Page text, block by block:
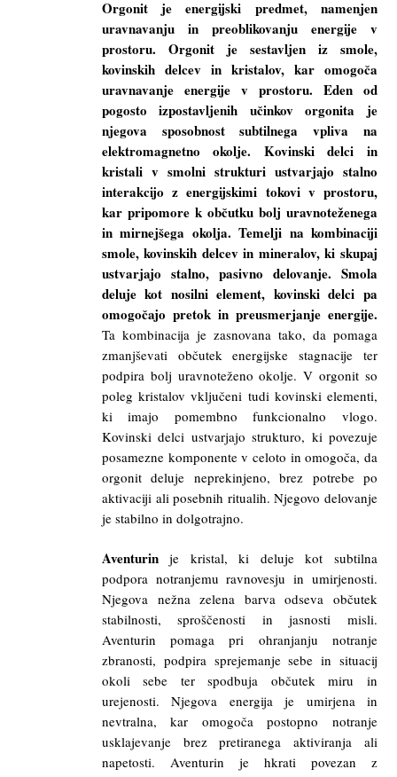
Orgonit je energijski predmet, namenjen
uravnavanju in preoblikovanju energije v
prostoru. Orgonit je sestavljen iz smole,
kovinskih delcev in kristalov, kar omogoča
uravnavanje energije v prostoru. Eden od
pogosto izpostavljenih učinkov orgonita je
njegova sposobnost subtilnega vpliva na
elektromagnetno okolje. Kovinski delci in
kristali v smolni strukturi ustvarjajo stalno
interakcijo z energijskimi tokovi v prostoru,
kar pripomore k občutku bolj uravnoteženega
in mirnejšega okolja. Temelji na kombinaciji
smole, kovinskih delcev in mineralov, ki skupaj
ustvarjajo stalno, pasivno delovanje. Smola
deluje kot nosilni element, kovinski delci pa
omogočajo pretok in preusmerjanje energije.
Ta kombinacija je zasnovana tako, da pomaga
zmanjševati občutek energijske stagnacije ter
podpira bolj uravnoteženo okolje. V orgonit so
poleg kristalov vključeni tudi kovinski elementi,
ki imajo pomembno funkcionalno vlogo.
Kovinski delci ustvarjajo strukturo, ki povezuje
posamezne komponente v celoto in omogoča, da
orgonit deluje neprekinjeno, brez potrebe po
aktivaciji ali posebnih ritualih. Njegovo delovanje
je stabilno in dolgotrajno.
Aventurinje kristal, ki deluje kot subtilna
podpora notranjemu ravnovesju in umirjenosti.
Njegova nežna zelena barva odseva občutek
stabilnosti, sproščenosti in jasnosti misli.
Aventurin pomaga pri ohranjanju notranje
zbranosti, podpira sprejemanje sebe in situacij
okoli sebe ter spodbuja občutek miru in
urejenosti. Njegova energija je umirjena in
nevtralna, kar omogoča postopno notranje
usklajevanje brez pretiranega aktiviranja ali
napetosti. Aventurin je hkrati povezan z